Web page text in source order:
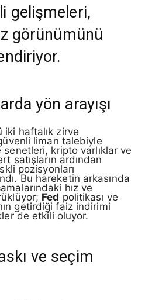
gelişmeleri,
görünümünü
yön arayışı
iki haftalık zirve
liman talebiyle
kripto varlıklar ve
satışların ardından
pozisyonları
Bu hareketin arkasında
hız ve
Fed politikası ve
getirdiği faiz indirimi
de etkili oluyor.
ve seçim